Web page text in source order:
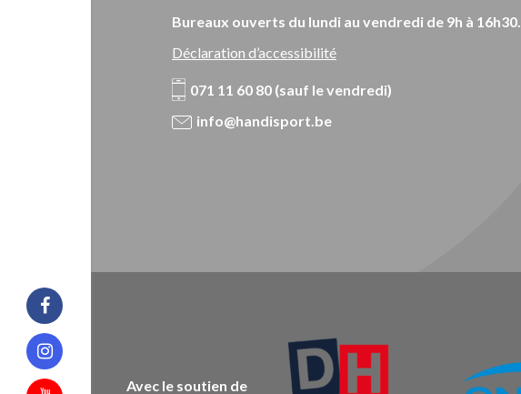
Facebook
Instagram
Bureaux ouverts du lundi au vendredi de 9h à 16h30.
Déclaration d’accessibilité
071 11 60 80 (sauf le vendredi)
info@handisport.be
Avec le soutien de